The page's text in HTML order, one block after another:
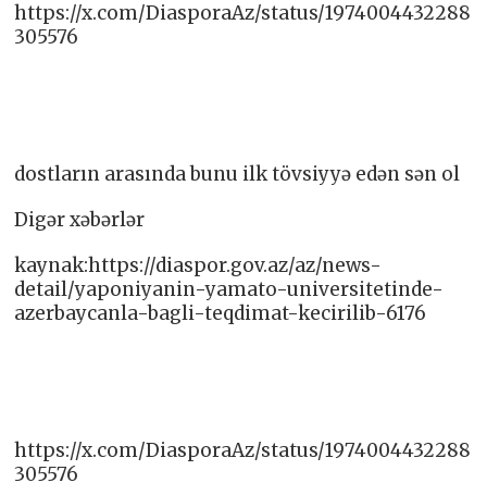
https://x.com/DiasporaAz/status/1974004432288
305576
dostların arasında bunu ilk tövsiyyə edən sən ol
Digər xəbərlər
kaynak:https://diaspor.gov.az/az/news-
detail/yaponiyanin-yamato-universitetinde-
azerbaycanla-bagli-teqdimat-kecirilib-6176
https://x.com/DiasporaAz/status/1974004432288
305576